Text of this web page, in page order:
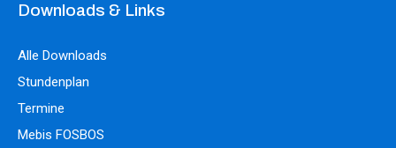
Downloads & Links
Alle Downloads
Stundenplan
Termine
Mebis FOSBOS